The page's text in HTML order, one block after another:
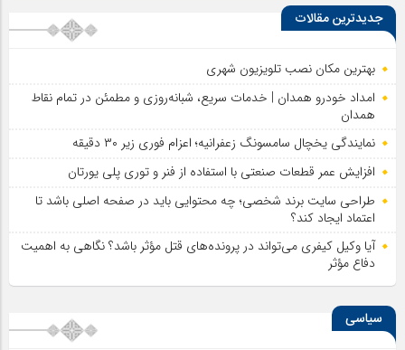
جدیدترین مقالات
بهترین مکان نصب تلویزیون شهری
امداد خودرو همدان | خدمات سریع، شبانه‌روزی و مطمئن در تمام نقاط
همدان
نمایندگی یخچال سامسونگ زعفرانیه؛ اعزام فوری زیر ۳۰ دقیقه
افزایش عمر قطعات صنعتی با استفاده از فنر و توری پلی یورتان
طراحی سایت برند شخصی؛ چه محتوایی باید در صفحه اصلی باشد تا
اعتماد ایجاد کند؟
آیا وکیل کیفری می‌تواند در پرونده‌های قتل مؤثر باشد؟ نگاهی به اهمیت
دفاع مؤثر
سیاسی